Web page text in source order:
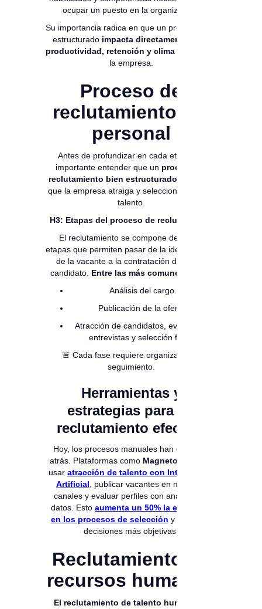
ocupar un puesto en la organización.
Su importancia radica en que un proceso bien
estructurado impacta directamente en la
productividad, retención y clima laboral
la empresa.
Proceso de
reclutamiento del
personal
Antes de profundizar en cada etapa, es
importante entender que un proceso de
reclutamiento bien estructurado
que la empresa atraiga y seleccione al mejor
talento.
H3: Etapas del proceso de reclutamiento
El reclutamiento se compone de varias
etapas que permiten pasar de la identificación
de la vacante a la contratación del mejor
candidato. Entre las más comunes están:
Análisis del cargo.
Publicación de la oferta.
Atracción de candidatos, evaluación,
entrevistas y selección final.
🚨 Cada fase requiere organización y
seguimiento.
Herramientas y
estrategias para un
reclutamiento efectivo
Hoy, los procesos manuales han quedado
atrás. Plataformas como Magneto
usar atracción de talento con Inteligencia
Artificial , publicar vacantes en múltiples
canales y evaluar perfiles con analítica de
datos. Esto aumenta un 50% la eficiencia
en los procesos de selección y garantiza
decisiones más objetivas.
Reclutamiento en
recursos humanos
El reclutamiento de talento humano va